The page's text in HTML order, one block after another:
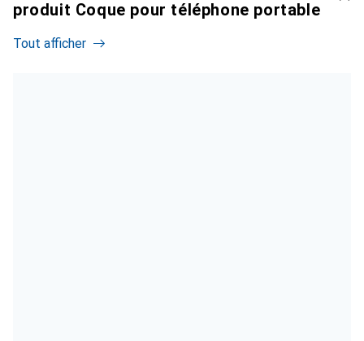
produit Coque pour téléphone portable
Tout afficher